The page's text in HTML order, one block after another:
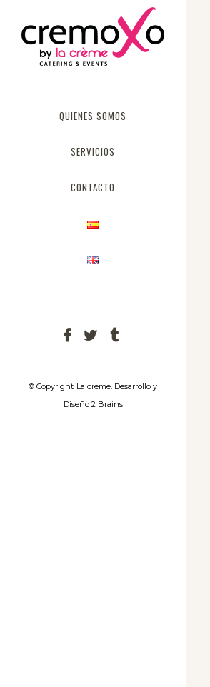
QUIENES SOMOS
SERVICIOS
CONTACTO
© Copyright La creme. Desarrollo y
Diseño 2 Brains